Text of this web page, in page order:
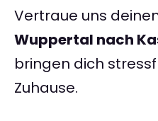
Vertraue uns
Wuppertal nach
bringen dich
Zuhause.